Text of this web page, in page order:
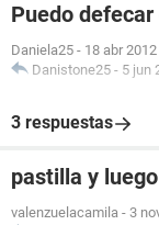
Puedo
Daniela25 - 18 abr
Danistone25 - 5 jun
3 respuestas
pastilla y
valenzuelacamila - 3